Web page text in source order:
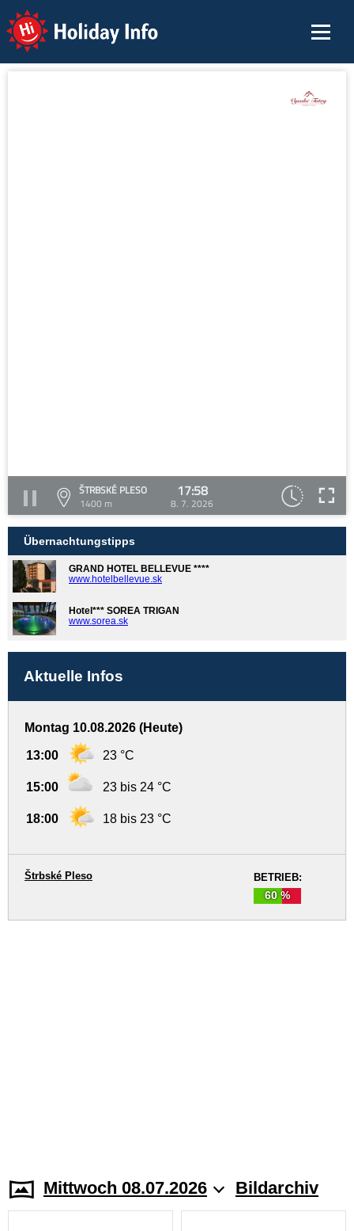
Holiday Info
ŠTRBSKÉ PLESO
1400 m
17:58
8. 7. 2026
Übernachtungstipps
GRAND HOTEL BELLEVUE ****
www.hotelbellevue.sk
Hotel*** SOREA TRIGAN
www.sorea.sk
Aktuelle Infos
Montag 10.08.2026 (Heute)
13:00 23 °C
15:00 23 bis 24 °C
18:00 18 bis 23 °C
BETRIEB:
60 %
Štrbské Pleso
Mittwoch 08.07.2026 Bildarchiv